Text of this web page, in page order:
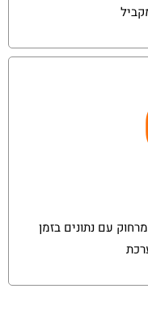
עם נתונים בזמן